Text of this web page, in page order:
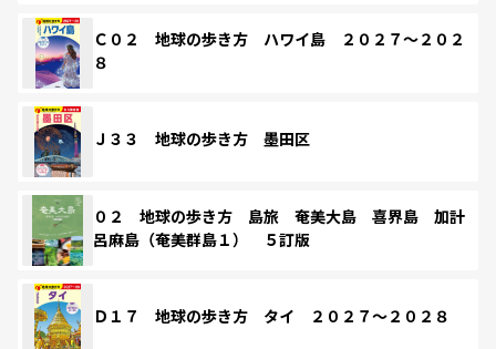
Ｃ０２ 地球の歩き方 ハワイ島 ２０２７～２０２
８
Ｊ３３ 地球の歩き方 墨田区
０２ 地球の歩き方 島旅 奄美大島 喜界島 加計
呂麻島（奄美群島１） ５訂版
Ｄ１７ 地球の歩き方 タイ ２０２７～２０２８